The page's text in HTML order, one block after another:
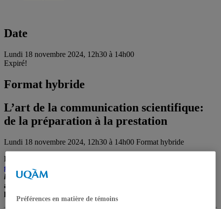
Date
Lundi 18 novembre 2024, 12h30 à 14h00
Expiré!
Format hybride
L’art de la communication scientifique:
de la préparation à la prestation
Lundi 18 novembre 2024, 12h30 à 14h00 Format hybride
Événement bimodal | Salle R-3680,
gestion de l’UQAM
limitées!Inscrivez-vous (sans frais) en remplissant le formulaire
au bas de cette page pour réserver votre place ou pour recevoir
le lien Zoom.
Préférences en matière de témoins